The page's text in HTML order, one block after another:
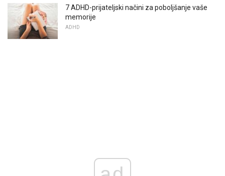
7 ADHD-prijateljski načini za poboljšanje vaše
memorije
ADHD